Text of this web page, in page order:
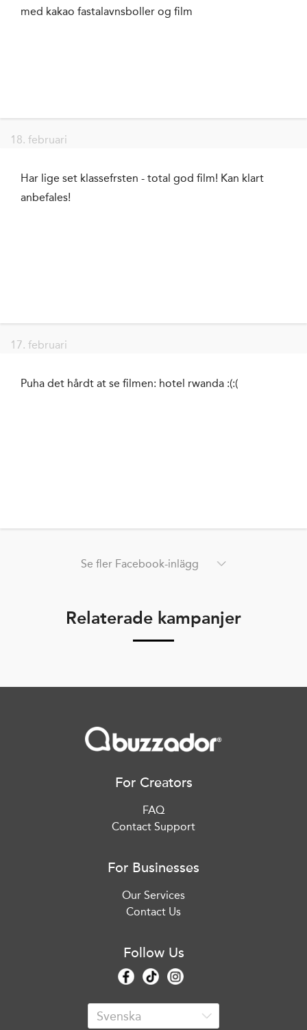
med kakao fastalavnsboller og film
18. februari
Har lige set klassefrsten - total god film! Kan klart
anbefales!
17. februari
Puha det hårdt at se filmen: hotel rwanda :(:(
Se fler Facebook-inlägg
Relaterade kampanjer
For Creators
FAQ
Contact Support
For Businesses
Our Services
Contact Us
Follow Us